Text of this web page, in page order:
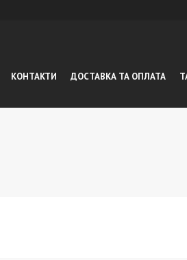
КОНТАКТИ ДОСТАВКА ТА ОПЛАТА